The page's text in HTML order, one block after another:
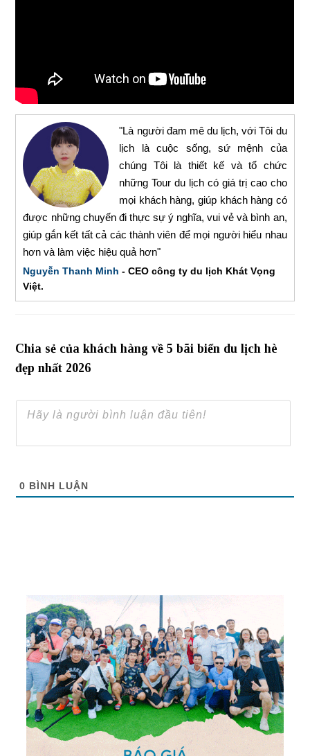
"Là người đam mê du lịch, với Tôi du
lịch là cuộc sống, sứ mệnh của
chúng Tôi là thiết kế và tổ chức
những Tour du lịch có giá trị cao cho
mọi khách hàng, giúp khách hàng có
được những chuyến đi thực sự ý nghĩa, vui vẻ và bình an,
giúp gắn kết tất cả các thành viên để mọi người hiểu nhau
hơn và làm việc hiệu quả hơn"
Nguyễn Thanh Minh - CEO công ty du lịch Khát Vọng
Việt.
Chia sẻ của khách hàng về 5 bãi biển du lịch hè
đẹp nhất 2026
0 BÌNH LUẬN